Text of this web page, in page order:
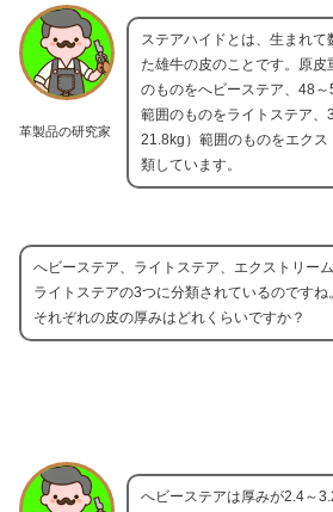
革製品の研究家
ステアハイドとは、生まれ
た雄牛の皮のことです。原
のものをへビーステア、48～
範囲のものをライトステア、
21.8kg）範囲のものをエク
類しています。
へビーステア、ライトステア、エクストリーム
ライトステアの3つに分類されているのですね。
それぞれの皮の厚みはどれくらいですか？
へビーステアは厚みが2.4～